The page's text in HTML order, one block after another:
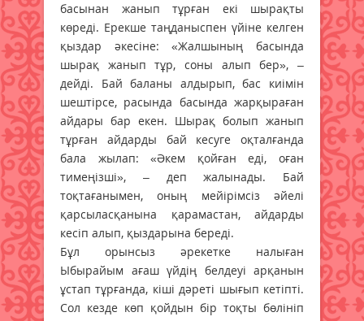
басынан жанып тұрған екі шырақты
көреді. Ерекше таңданыспен үйіне келген
қыздар әкесіне: «Жалшының басында
шырақ жанып тұр, соны алып бер», –
дейді. Бай баланы алдырып, бас киімін
шештірсе, расында басында жарқыраған
айдары бар екен. Шырақ болып жанып
тұрған айдарды бай кесуге оқталғанда
бала жылап: «Әкем қойған еді, оған
тимеңізші», – деп жалынады. Бай
тоқтағанымен, оның мейірімсіз әйелі
қарсыласқанына қарамастан, айдарды
кесіп алып, қыздарына береді.
Бұл орынсыз әрекетке налыған
Ыбырайым ағаш үйдің белдеуі арқанын
ұстап тұрғанда, кіші дәреті шығып кетіпті.
Сол кезде көп қойдын бір тоқты бөлініп